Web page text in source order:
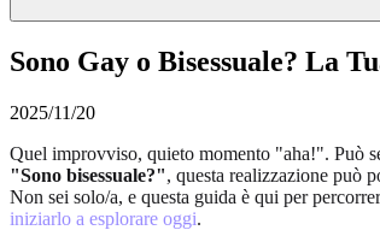
Sono Gay o Bisessuale? La
2025/11/20
Quel improvviso, quieto momento "aha!". Può
"Sono bisessuale?", questa realizzazione può
Non sei solo/a, e questa guida è qui per
iniziarlo a esplorare oggi.